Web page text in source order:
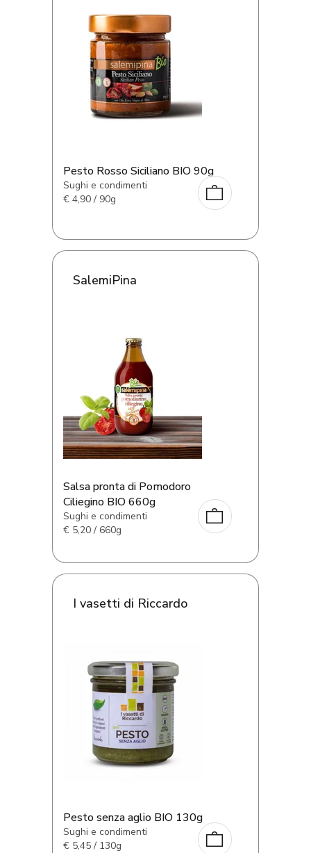
Pesto Rosso Siciliano BIO 90g
Sughi e condimenti
€ 4,90 / 90g
SalemiPina
Salsa pronta di Pomodoro
Ciliegino BIO 660g
Sughi e condimenti
€ 5,20 / 660g
I vasetti di Riccardo
Pesto senza aglio BIO 130g
Sughi e condimenti
€ 5,45 / 130g